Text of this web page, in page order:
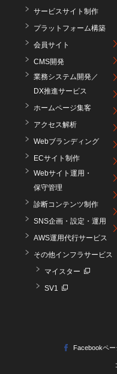
サービスサイト制作
プラットフォーム構築
会員サイト
CMS開発
業務システム開発／
DX推進サービス
ホームページ集客
アクセス解析
Webブランディング
ECサイト制作
Webサイト運用・
保守管理
診断コンテンツ制作
SNS企画・設定・運用
AWS運用代行サービス
その他インフラサービス
マイスター
SV1
Facebookペー